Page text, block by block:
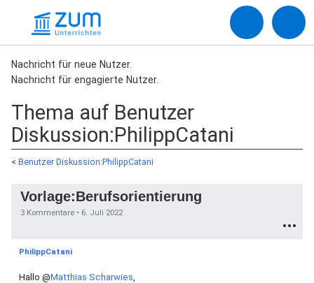
Nachricht für neue Nutzer.
Nachricht für engagierte Nutzer.
Thema auf Benutzer
Diskussion:PhilippCatani
< Benutzer Diskussion:PhilippCatani
Vorlage:Berufsorientierung
3 Kommentare • 6. Juli 2022
PhilippCatani
Hallo@Matthias Scharwies